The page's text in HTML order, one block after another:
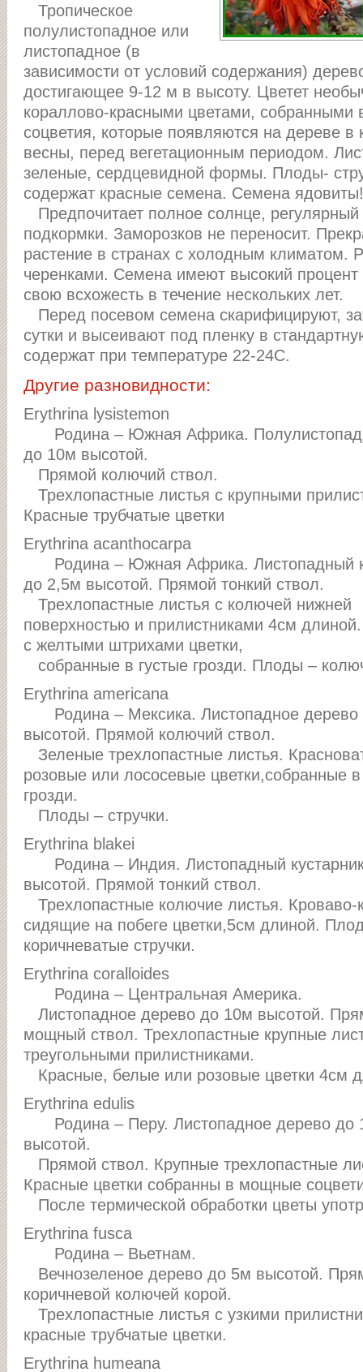
Тропическое
полулистопадное или
листопадное (в
зависимости от условий содержания)
достигающее 9-12 м в высоту. Цветет
кораллово-красными цветами,
соцветия, которые появляются на дереве в
весны, перед вегетационным периодом.
зеленые, сердцевидной формы. Плоды-
содержат красные семена. Семена ядовиты!
Предпочитает полное солнце,
подкормки. Заморозков не переносит.
растение в странах с холодным климатом.
черенками. Семена имеют высокий
свою всхожесть в течение нескольких лет.
Перед посевом семена скарифицируют,
сутки и высеивают под пленку в
содержат при температуре 22-24С.
Другие разновидности:
Erythrina lysistemon
Родина – Южная Африка.
до 10м высотой.
Прямой колючий ствол.
Трехлопастные листья с крупными
Красные трубчатые цветки
Erythrina acanthocarpa
Родина – Южная Африка. Листопадный
до 2,5м высотой. Прямой тонкий ствол.
Трехлопастные листья с колючей нижней
поверхностью и прилистниками 4см
с желтыми штрихами цветки,
собранные в густые грозди. Плоды –
Erythrina americana
Родина – Мексика. Листопадное
высотой. Прямой колючий ствол.
Зеленые трехлопастные листья.
розовые или лососевые цветки,собранные
грозди.
Плоды – стручки.
Erythrina blakei
Родина – Индия. Листопадный
высотой. Прямой тонкий ствол.
Трехлопастные колючие листья. Кроваво-
сидящие на побеге цветки,5см длиной.
коричневатые стручки.
Erythrina coralloides
Родина – Центральная Америка.
Листопадное дерево до 10м высотой.
мощный ствол. Трехлопастные крупные
треугольными прилистниками.
Красные, белые или розовые цветки 4см
Erythrina edulis
Родина – Перу. Листопадное дерево до
высотой.
Прямой ствол. Крупные трехлопастные
Красные цветки собранны в мощные
После термической обработки цветы
Erythrina fusca
Родина – Вьетнам.
Вечнозеленое дерево до 5м высотой.
коричневой колючей корой.
Трехлопастные листья с узкими
красные трубчатые цветки.
Erythrina humeana